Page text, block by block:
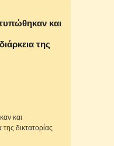
και
της
και
δικτατορίας